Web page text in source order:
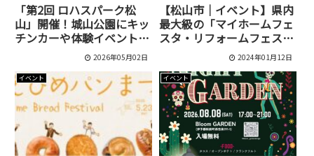
「第2回 ロハスパーク松
山」開催！城山公園にキッ
チンカーや体験イベントが
集結【入場無料】2026年05月02日
【松山市｜イベント】県内
最大級の「マイホームフェ
スタ・リフォームフェスタ
2024 Winter」がアイテム
えひめで開催！
2024年01月12日
イベント イベント